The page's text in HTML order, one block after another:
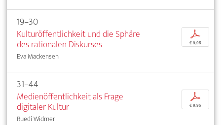
19–30
Kulturöffentlichkeit und die Sphäre
des rationalen Diskurses
Eva Mackensen
p
€ 9,95
31–44
Medienöffentlichkeit als Frage
digitaler Kultur
Ruedi Widmer
p
€ 9,95